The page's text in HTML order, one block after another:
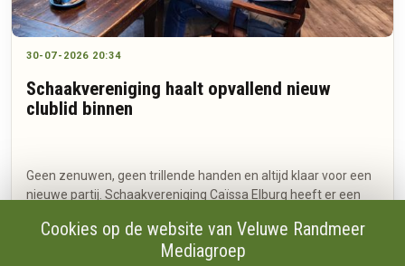
30-07-2026 20:34
Schaakvereniging haalt opvallend nieuw
clublid binnen
Geen zenuwen, geen trillende handen en altijd klaar voor een
nieuwe partij. Schaakvereniging Caïssa Elburg heeft er een
zijn stukken met een mechanische arm over het bord
Cookies op de website van Veluwe Randmeer
Mediagroep